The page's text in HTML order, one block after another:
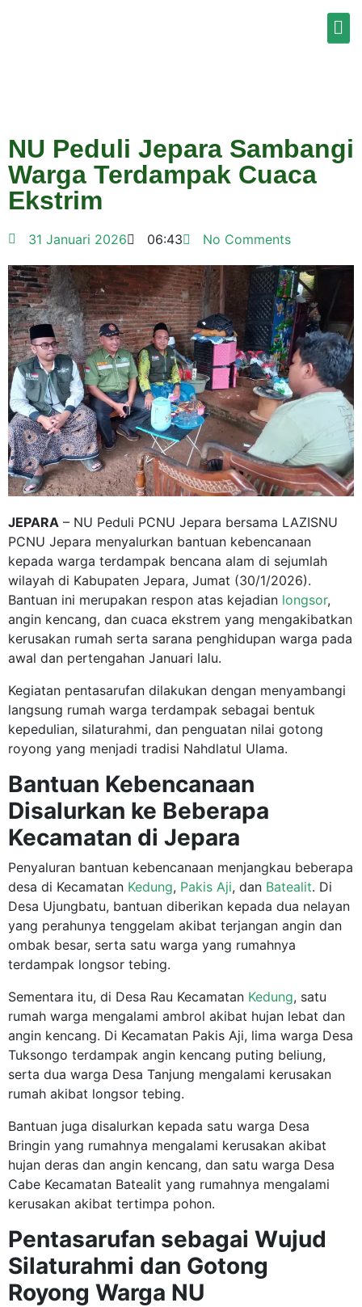
NU Peduli Jepara Sambangi
Warga Terdampak Cuaca
Ekstrim
31 Januari 2026 06:43 No Comments
JEPARA – NU Peduli PCNU Jepara bersama LAZISNU
PCNU Jepara menyalurkan bantuan kebencanaan
kepada warga terdampak bencana alam di sejumlah
wilayah di Kabupaten Jepara, Jumat (30/1/2026).
Bantuan ini merupakan respon atas kejadian longsor,
angin kencang, dan cuaca ekstrem yang mengakibatkan
kerusakan rumah serta sarana penghidupan warga pada
awal dan pertengahan Januari lalu.
Kegiatan pentasarufan dilakukan dengan menyambangi
langsung rumah warga terdampak sebagai bentuk
kepedulian, silaturahmi, dan penguatan nilai gotong
royong yang menjadi tradisi Nahdlatul Ulama.
Bantuan Kebencanaan
Disalurkan ke Beberapa
Kecamatan di Jepara
Penyaluran bantuan kebencanaan menjangkau beberapa
desa di Kecamatan Kedung, Pakis Aji, dan Batealit. Di
Desa Ujungbatu, bantuan diberikan kepada dua nelayan
yang perahunya tenggelam akibat terjangan angin dan
ombak besar, serta satu warga yang rumahnya
terdampak longsor tebing.
Sementara itu, di Desa Rau Kecamatan Kedung, satu
rumah warga mengalami ambrol akibat hujan lebat dan
angin kencang. Di Kecamatan Pakis Aji, lima warga Desa
Tuksongo terdampak angin kencang puting beliung,
serta dua warga Desa Tanjung mengalami kerusakan
rumah akibat longsor tebing.
Bantuan juga disalurkan kepada satu warga Desa
Bringin yang rumahnya mengalami kerusakan akibat
hujan deras dan angin kencang, dan satu warga Desa
Cabe Kecamatan Batealit yang rumahnya mengalami
kerusakan akibat tertimpa pohon.
Pentasarufan sebagai Wujud
Silaturahmi dan Gotong
Royong Warga NU